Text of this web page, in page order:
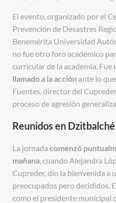
El evento, organizado por el
Prevención de Desastres
Benemérita Universidad
no fue otro foro académico
curricular de la academia. Fue
llamado a la acción ante lo
Fuentes, director del
proceso de agresión
Reunidos en Dzitbalché
La jornada comenzó
mañana, cuando Alejandra
Cupreder, dio la bienvenida a
preocupados pero decididos.
como el presidente municipal